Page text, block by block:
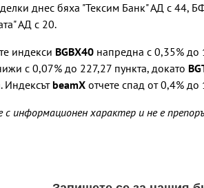
днес бяха "Тексим Банк" АД с 44,
АД с 20.
индекси BGBX40 напредна с 0,35% до
с 0,07% до 227,27 пункта, докато
ИндексътbeamX отчете спад от 0,4% до
информационен характер и не е